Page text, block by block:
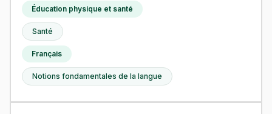
Éducation physique et santé
Santé
Français
Notions fondamentales de la langue